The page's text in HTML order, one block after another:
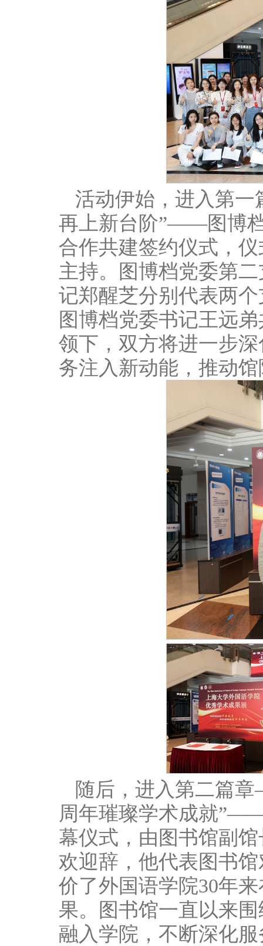
活动伊始，进入第一
再上新台阶”——图博
合作共建签约仪式，
主持。图博档党委第
记郑醒芝分别代表两
图博档党委书记王远
领下，双方将进一步
务注入新动能，推动
随后，进入第二篇
周年璀璨学术成就
幕仪式，由图书馆副
欢迎辞，他代表图书
价了外国语学院30年
果。图书馆一直以来
融入学院，不断深化